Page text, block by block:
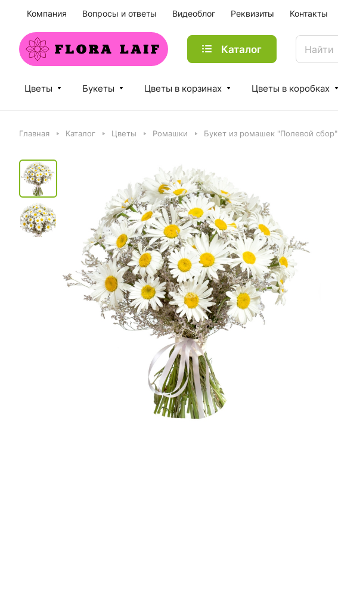
Компания Вопросы и ответы Видеоблог Реквизиты Контакты
Каталог
Цветы Букеты Цветы в корзинах Цветы в коробках
Главная Каталог Цветы Ромашки Букет из ромашек "Полевой сбор"